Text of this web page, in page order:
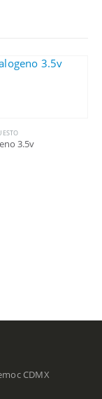
3.5v
CDMX